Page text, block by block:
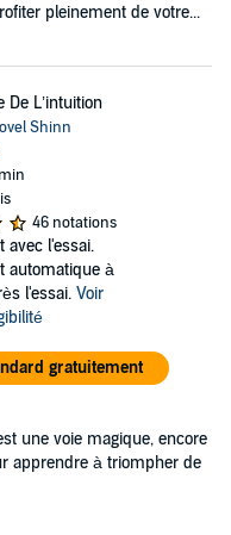
pleinement de votre...
De L’intuition
Shinn
46 notations
avec l'essai.
automatique à
l'essai. Voir
gratuitement
une voie magique, encore
apprendre à triompher de